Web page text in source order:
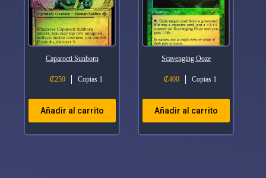
Caparocti Sunborn
₡250 Copias 1
Añadir al carrito
Scavenging Ooze
₡400 Copias 1
Añadir al carrito